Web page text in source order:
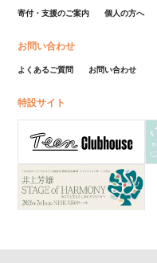
寄付・支援のご案内 個人の方へ
お問い合わせ
よくあるご質問 お問い合わせ
特設サイト